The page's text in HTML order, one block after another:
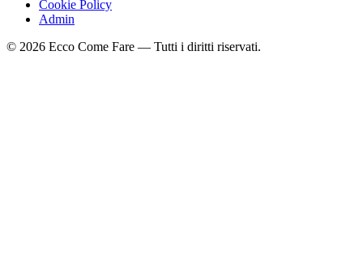
Cookie Policy
Admin
© 2026 Ecco Come Fare — Tutti i diritti riservati.